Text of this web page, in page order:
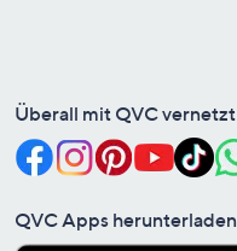
Überall mit QVC vernetzt
QVC Apps herunterladen